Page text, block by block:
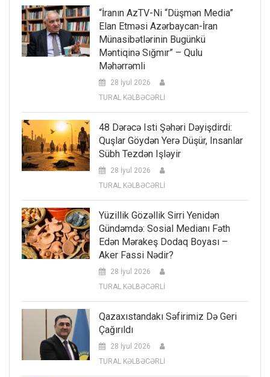
“İranın AzTV-Ni “düşmən Media”
Elan Etməsi Azərbaycan-İran
Münasibətlərinin Bugünkü
Məntiqinə Sığmır” – Qulu
Məhərrəmli
28 İyul 2026
TURAL KƏLBƏCƏRLİ
48 Dərəcə Isti Şəhəri Dəyişdirdi:
Quşlar Göydən Yerə Düşür, Insanlar
Sübh Tezdən Işləyir
28 İyul 2026
TURAL KƏLBƏCƏRLİ
Yüzillik Gözəllik Sirri Yenidən
Gündəmdə: Sosial Medianı Fəth
Edən Mərakeş Dodaq Boyası –
Aker Fassi Nədir?
28 İyul 2026
TURAL KƏLBƏCƏRLİ
Qazaxıstandakı Səfirimiz Də Geri
Çağırıldı
28 İyul 2026
TURAL KƏLBƏCƏRLİ